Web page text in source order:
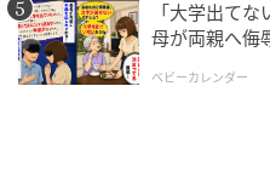
「大学出て
母が両親へ侮
ベビーカレンダー